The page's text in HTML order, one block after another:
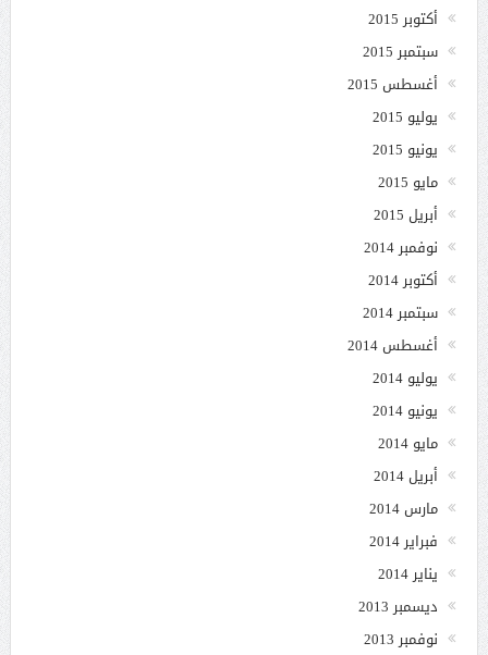
أكتوبر 2015
سبتمبر 2015
أغسطس 2015
يوليو 2015
يونيو 2015
مايو 2015
أبريل 2015
نوفمبر 2014
أكتوبر 2014
سبتمبر 2014
أغسطس 2014
يوليو 2014
يونيو 2014
مايو 2014
أبريل 2014
مارس 2014
فبراير 2014
يناير 2014
ديسمبر 2013
نوفمبر 2013